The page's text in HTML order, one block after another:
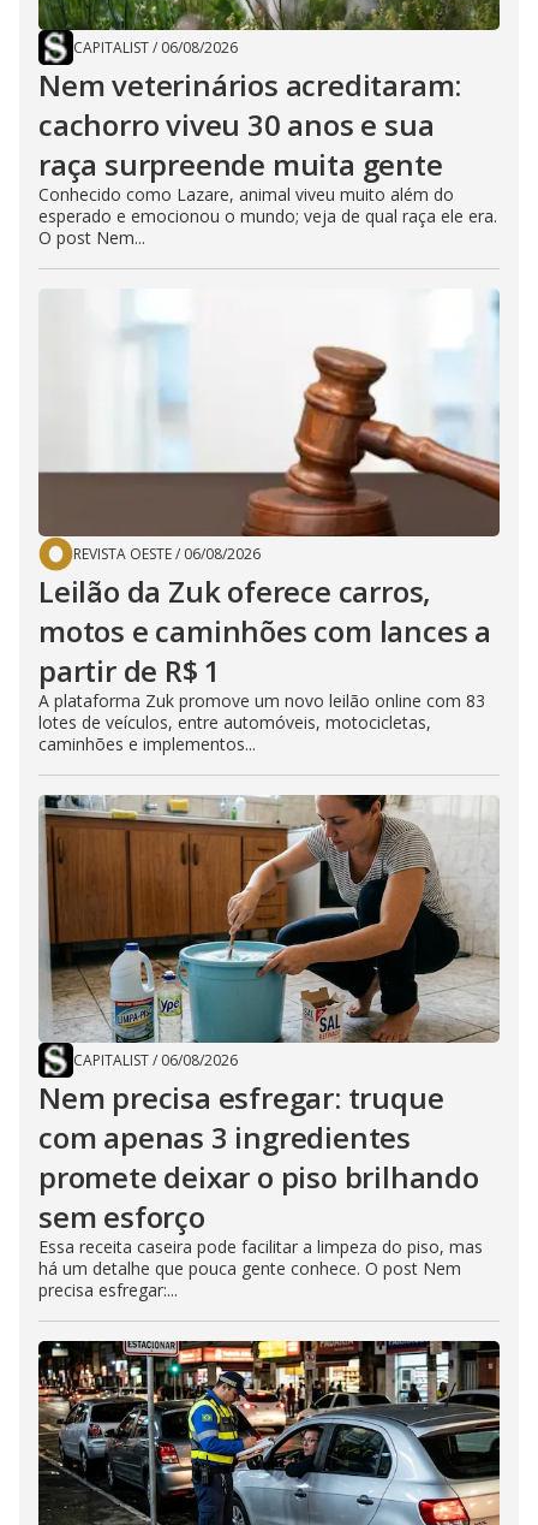
CAPITALIST/ 06/08/2026
Nem veterinários acreditaram:
cachorro viveu 30 anos e sua
raça surpreende muita gente
Conhecido como Lazare, animal viveu muito além do
esperado e emocionou o mundo; veja de qual raça ele era.
O post Nem...
REVISTA OESTE/ 06/08/2026
Leilão da Zuk oferece carros,
motos e caminhões com lances a
partir de R$ 1
A plataforma Zuk promove um novo leilão online com 83
lotes de veículos, entre automóveis, motocicletas,
caminhões e implementos...
CAPITALIST/ 06/08/2026
Nem precisa esfregar: truque
com apenas 3 ingredientes
promete deixar o piso brilhando
sem esforço
Essa receita caseira pode facilitar a limpeza do piso, mas
há um detalhe que pouca gente conhece. O post Nem
precisa esfregar:...